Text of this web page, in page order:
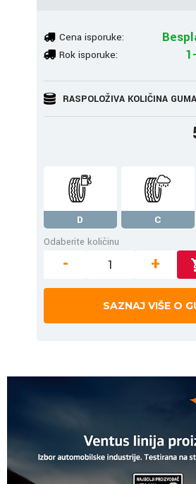
Cena isporuke:
Rok isporuke:
RASPOLOŽIVA KOLIČINA GUMA
D C
Odaberite količinu
- +
SAZNAJ VIŠE O